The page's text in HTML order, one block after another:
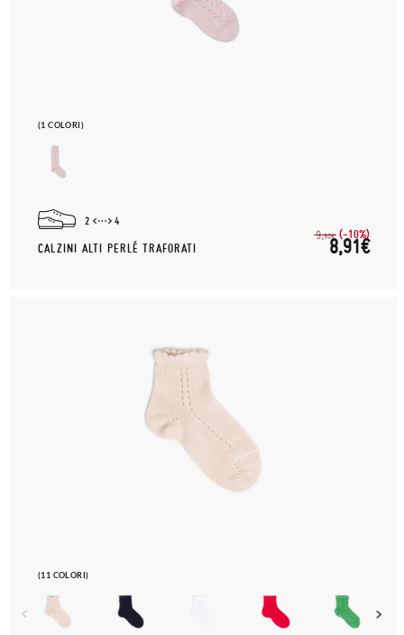
(1 COLORI)
2 4
CALZINI ALTI PERLÉ TRAFORATI
9,90€ (-10%)
8,91€
(11 COLORI)